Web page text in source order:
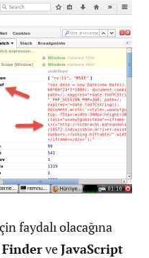
faydalı olacağına
FinderveJavaScript